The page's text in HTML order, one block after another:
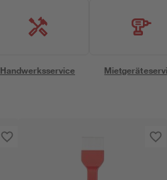
Handwerksservice